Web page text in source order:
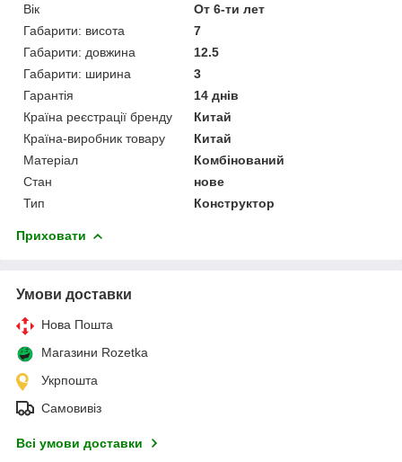
Вік
От 6-ти лет
Габарити: висота
7
Габарити: довжина
12.5
Габарити: ширина
3
Гарантія
14 днів
Країна реєстрації бренду
Китай
Країна-виробник товару
Китай
Матеріал
Комбінований
Стан
нове
Тип
Конструктор
Приховати
Умови доставки
Нова Пошта
Магазини Rozetka
Укрпошта
Самовивіз
Всі умови доставки